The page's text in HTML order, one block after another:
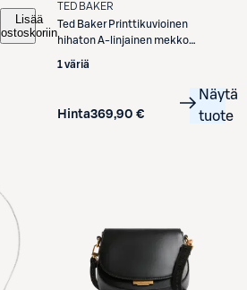
Lisää
ostoskoriin
TED BAKER
Ted Baker Printtikuvioinen
hihaton A-linjainen mekko
Dennya
1 väriä
Hinta369,90 €
Näytä
tuote